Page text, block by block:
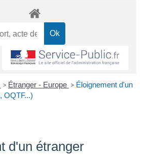
> Étranger - Europe > Éloignement d'un
OQTF...)
d'un étranger